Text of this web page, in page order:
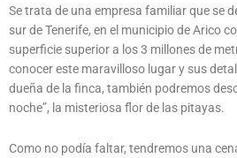
Se trata de una empresa familiar que se
sur de Tenerife, en el municipio de Arico
superficie superior a los 3 millones de
conocer este maravilloso lugar y sus
dueña de la finca, también podremos
noche”, la misteriosa flor de las pitayas.
Como no podía faltar, tendremos una